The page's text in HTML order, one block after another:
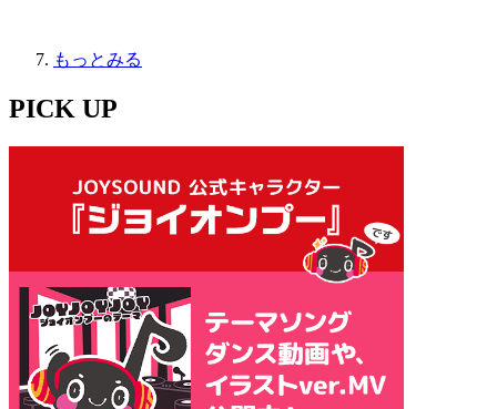
もっとみる
PICK UP